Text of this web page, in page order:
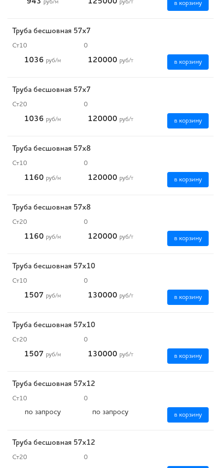
943 руб/м 125000 руб/т в корзину
Труба бесшовная 57х7
Ст10 0
1036 руб/м 120000 руб/т в корзину
Труба бесшовная 57х7
Ст20 0
1036 руб/м 120000 руб/т в корзину
Труба бесшовная 57х8
Ст10 0
1160 руб/м 120000 руб/т в корзину
Труба бесшовная 57х8
Ст20 0
1160 руб/м 120000 руб/т в корзину
Труба бесшовная 57х10
Ст10 0
1507 руб/м 130000 руб/т в корзину
Труба бесшовная 57х10
Ст20 0
1507 руб/м 130000 руб/т в корзину
Труба бесшовная 57х12
Ст10 0
по запросу по запросу в корзину
Труба бесшовная 57х12
Ст20 0